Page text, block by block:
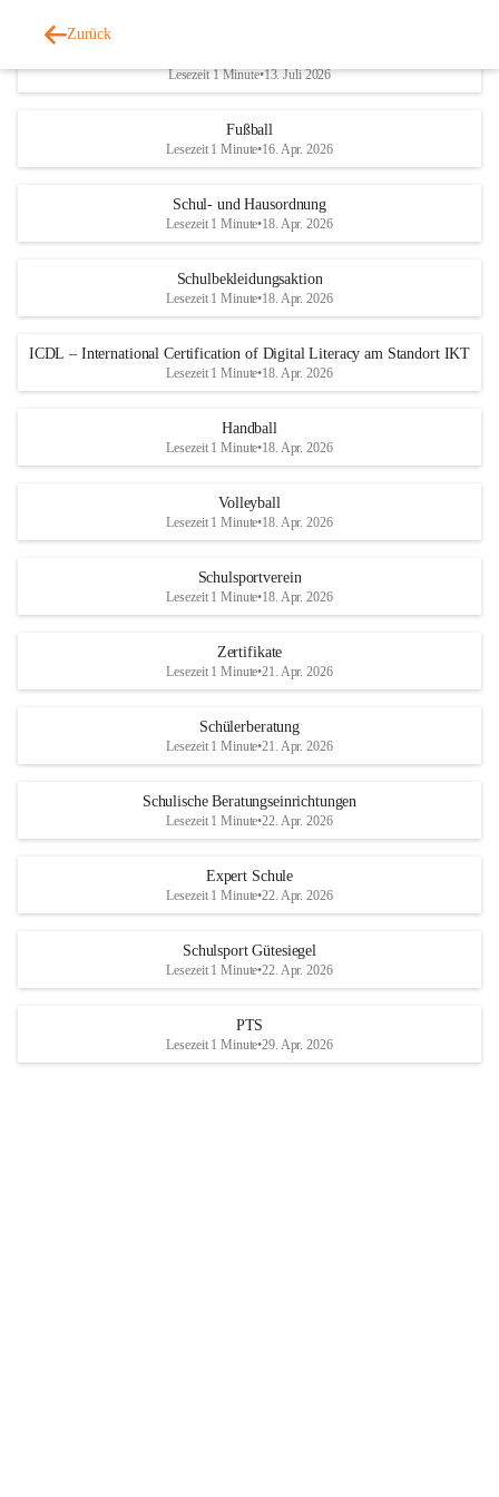
Zurück
Lesezeit 1 Minute•13. Juli 2026
Fußball
Lesezeit 1 Minute•16. Apr. 2026
Schul- und Hausordnung
Lesezeit 1 Minute•18. Apr. 2026
Schulbekleidungsaktion
Lesezeit 1 Minute•18. Apr. 2026
ICDL – International Certification of Digital Literacy am Standort IKT
Lesezeit 1 Minute•18. Apr. 2026
Handball
Lesezeit 1 Minute•18. Apr. 2026
Volleyball
Lesezeit 1 Minute•18. Apr. 2026
Schulsportverein
Lesezeit 1 Minute•18. Apr. 2026
Zertifikate
Lesezeit 1 Minute•21. Apr. 2026
Schülerberatung
Lesezeit 1 Minute•21. Apr. 2026
Schulische Beratungseinrichtungen
Lesezeit 1 Minute•22. Apr. 2026
Expert Schule
Lesezeit 1 Minute•22. Apr. 2026
Schulsport Gütesiegel
Lesezeit 1 Minute•22. Apr. 2026
PTS
Lesezeit 1 Minute•29. Apr. 2026